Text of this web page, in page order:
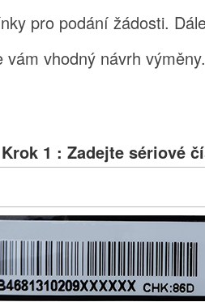
pro podání žádosti.
vhodný návrh
Krok 1 : Zadejte sériové